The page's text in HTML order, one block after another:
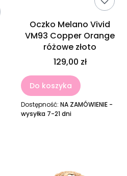
Oczko Melano Vivid
VM93 Copper Orange
różowe złoto
129,00 zł
Do koszyka
Dostępność: NA ZAMÓWIENIE -
wysyłka 7-21 dni